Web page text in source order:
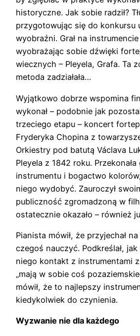
historyczne. Jak sobie radził?
przygotowując się do konkursu
wyobraźni. Grał na
wyobrażając sobie dźwięki
wiecznych – Pleyela, Grafa. Ta
metoda zadziałała…
Wyjątkowo dobrze wspomina
wykonał – podobnie jak
trzeciego etapu – koncert
Fryderyka Chopina z
Orkiestry pod batutą Václava
Pleyela z 1842 roku.
instrumentu i bogactwo
niego wydobyć. Zauroczył
publiczność zgromadzoną w
ostatecznie okazało – również
Pianista mówił, że przyjechał
czegoś nauczyć. Podkreślał, jak
niego kontakt z instrumentami
„mają w sobie coś
mówił, że to najlepszy
kiedykolwiek do czynienia.
Wyzwanie nie dla każdego